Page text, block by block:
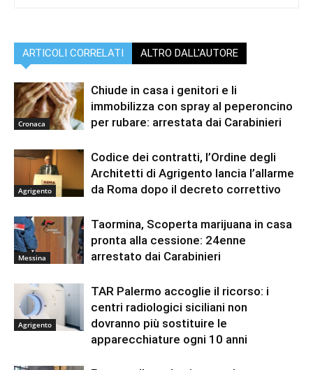
ARTICOLI CORRELATI ALTRO DALL'AUTORE
Cronaca
Chiude in casa i genitori e li
immobilizza con spray al peperoncino
per rubare: arrestata dai Carabinieri
Agrigento
Codice dei contratti, l’Ordine degli
Architetti di Agrigento lancia l’allarme
da Roma dopo il decreto correttivo
Messina
Taormina, Scoperta marijuana in casa
pronta alla cessione: 24enne
arrestato dai Carabinieri
Agrigento
TAR Palermo accoglie il ricorso: i
centri radiologici siciliani non
dovranno più sostituire le
apparecchiature ogni 10 anni